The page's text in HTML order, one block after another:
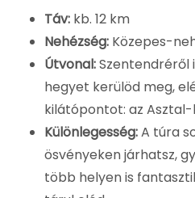
Táv: kb. 12 km
Nehézség: Közepes-
Útvonal:Szentendréről
hegyet kerülöd meg,
kilátópontot: az
Különlegesség:A túra
ösvényeken járhatsz,
több helyen is